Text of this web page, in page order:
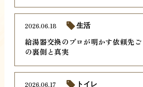
給湯器交換のプロが明かす依頼先ご
の裏側と真実
2026.06.18 生活
2026.06.17 トイレ